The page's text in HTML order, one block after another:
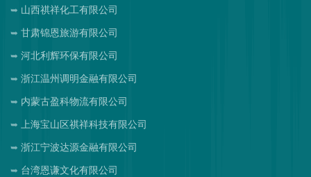
山西祺祥化工有限公司
甘肃锦恩旅游有限公司
河北利辉环保有限公司
浙江温州调明金融有限公司
内蒙古盈科物流有限公司
上海宝山区祺祥科技有限公司
浙江宁波达源金融有限公司
台湾恩谦文化有限公司